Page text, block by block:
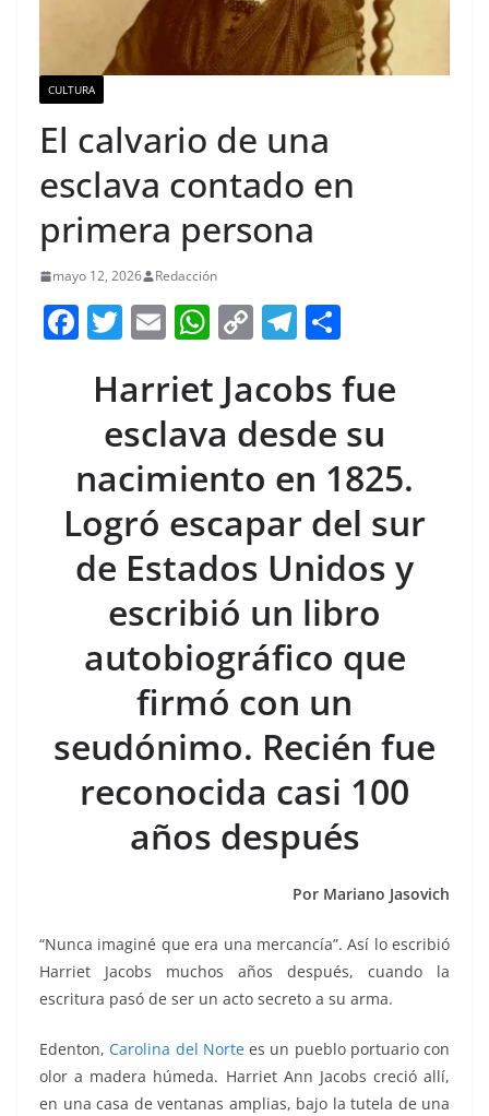
CULTURA
El calvario de una
esclava contado en
primera persona
mayo 12, 2026 Redacción
F
b
o
o
k
T
itt
er
E
ai
l
W
at
s
A
p
p
C
p
y
Li
n
k
T
e
gr
a
m
ar
e
Harriet Jacobs fue
esclava desde su
nacimiento en 1825.
Logró escapar del sur
de Estados Unidos y
escribió un libro
autobiográfico que
firmó con un
seudónimo. Recién fue
reconocida casi 100
años después
Por Mariano Jasovich
“Nunca imaginé que era una mercancía”. Así lo escribió
Harriet Jacobs muchos años después, cuando la
escritura pasó de ser un acto secreto a su arma.
Edenton, Carolina del Nortees un pueblo portuario con
olor a madera húmeda. Harriet Ann Jacobs creció allí,
en una casa de ventanas amplias, bajo la tutela de una